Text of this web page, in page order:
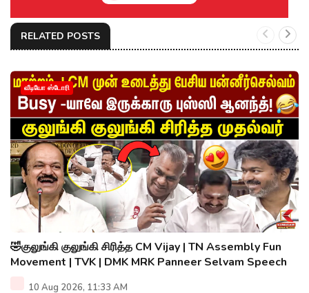
RELATED POSTS
வீடியோ ஸ்டோரி
🤣குலுங்கி குலுங்கி சிரித்த CM Vijay | TN Assembly Fun
Movement | TVK | DMK MRK Panneer Selvam Speech
10 Aug 2026, 11:33 AM